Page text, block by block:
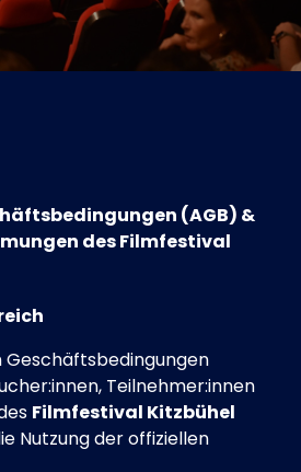
(AGB) &
des Filmfestival
Geschäftsbedingungen
Teilnehmer:innen
Filmfestival Kitzbühel
Nutzung der offiziellen